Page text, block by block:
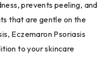
prevents peeling, and
that are gentle on the
Eczemaron Psoriasis
to your skincare